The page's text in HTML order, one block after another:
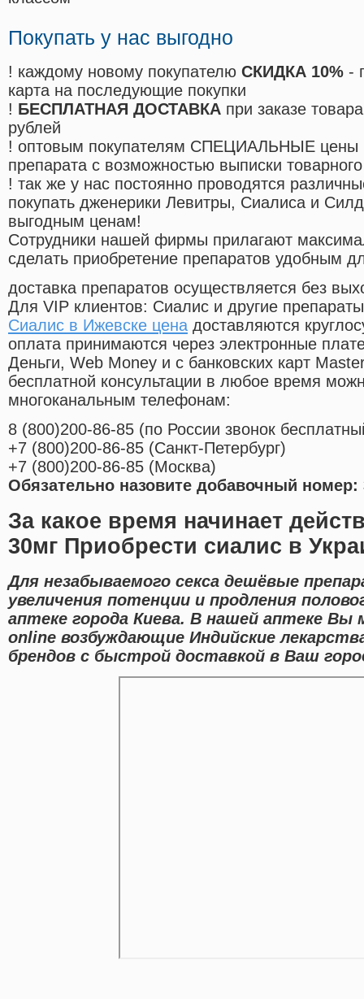
Покупать у нас выгодно
! каждому новому покупателю СКИДКА 10% -
карта на последующие покупки
! БЕСПЛАТНАЯ ДОСТАВКА при заказе
рублей
! оптовым покупателям СПЕЦИАЛЬНЫЕ цены
препарата с возможностью выписки
! так же у нас постоянно проводятся
покупать дженерики Левитры, Сиалиса и
выгодным ценам!
Cотрудники нашей фирмы прилагают
сделать приобретение препаратов удобным
доставка препаратов осуществляется без
Для VIP клиентов: Сиалис и другие
Сиалис в Ижевске цена доставляются
оплата принимаются через электронные
Деньги, Web Money и с банковских карт
бесплатной консультации в любое время
многоканальным телефонам:
8 (800)200-86-85 (по России звонок
+7 (800)200-86-85 (Санкт-Петербург)
+7 (800)200-86-85 (Москва)
Обязательно назовите добавочный номер:
За какое время начинает
30мг Приобрести сиалис в
Для незабываемого секса дешёвые
увеличения потенции и продления
аптеке города Киева. В нашей аптеке Вы
online возбуждающие Индийские
брендов с быстрой доставкой в Ваш